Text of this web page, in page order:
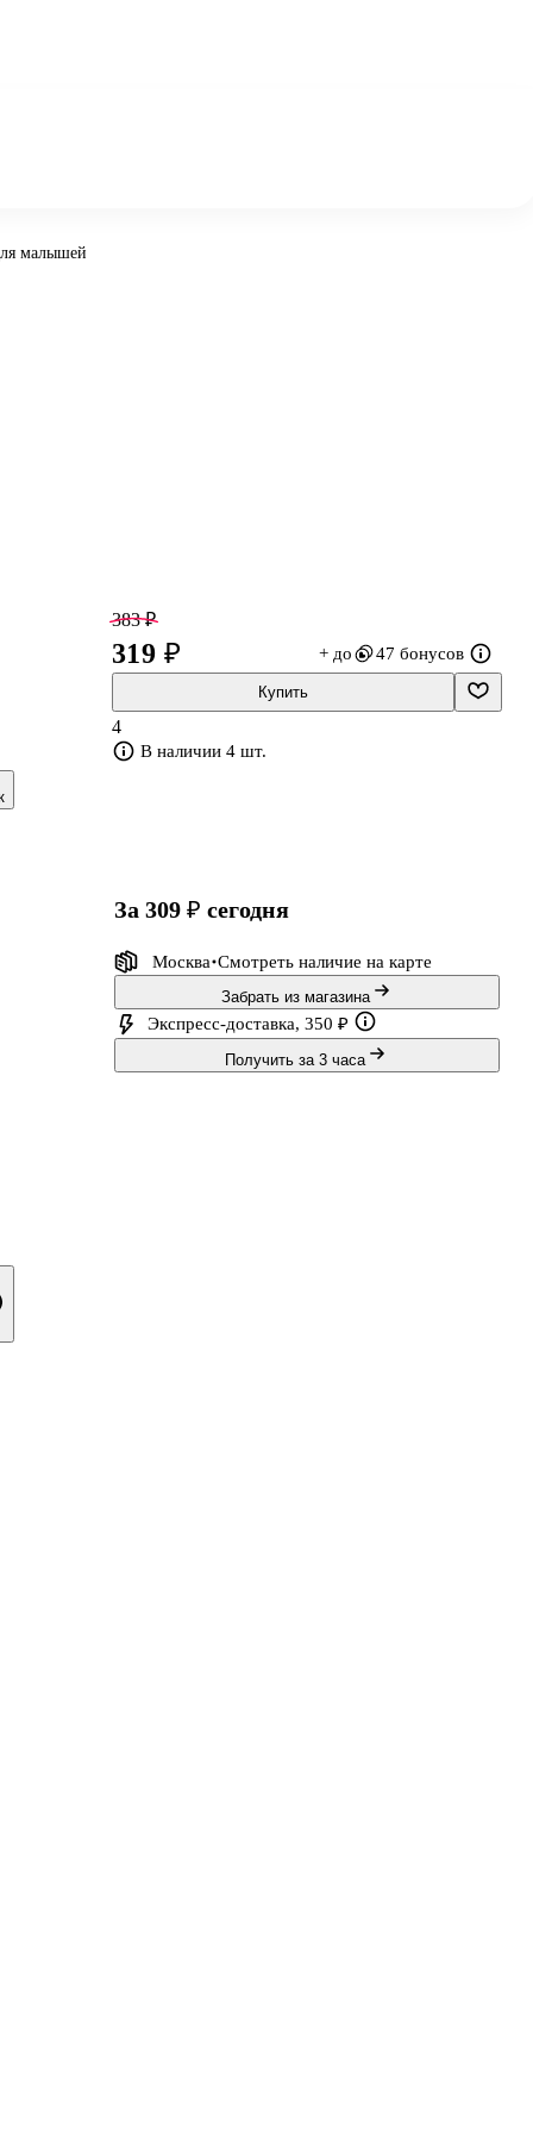
малышей
383 ₽
319 ₽ + до 47 бонусов
Купить
4
В наличии 4 шт.
за 309 ₽ сегодня
Москва Смотреть наличие на карте
Забрать из магазина
Экспресс-доставка, 350 ₽
Получить за 3 часа